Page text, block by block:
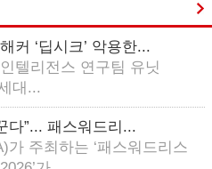
커 ‘딥시크’ 악용한...
텔리전스 연구팀 유닛
대...
다”... 패스워드리...
가 주최하는 ‘패스워드리스